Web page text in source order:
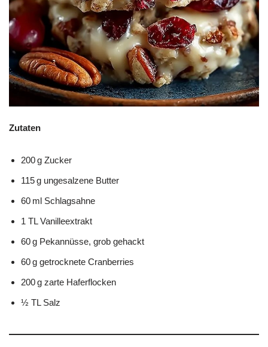
Zutaten
200 g Zucker
115 g ungesalzene Butter
60 ml Schlagsahne
1 TL Vanilleextrakt
60 g Pekannüsse, grob gehackt
60 g getrocknete Cranberries
200 g zarte Haferflocken
½ TL Salz